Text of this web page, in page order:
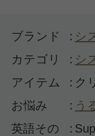
ブランド : シ
カテゴリ
: シ
アイテム
: ク
お悩み
: う
英語その
: